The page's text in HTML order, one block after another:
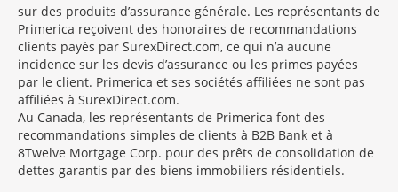
sur des produits d’assurance générale. Les représentants de
Primerica reçoivent des honoraires de recommandations
clients payés par SurexDirect.com, ce qui n’a aucune
incidence sur les devis d’assurance ou les primes payées
par le client. Primerica et ses sociétés affiliées ne sont pas
affiliées à SurexDirect.com.
Au Canada, les représentants de Primerica font des
recommandations simples de clients à B2B Bank et à
8Twelve Mortgage Corp. pour des prêts de consolidation de
dettes garantis par des biens immobiliers résidentiels.